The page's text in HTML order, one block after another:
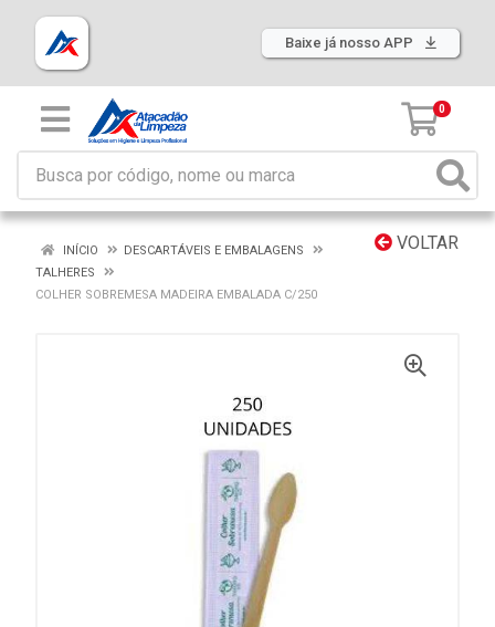
Baixe já nosso APP
0
VOLTAR
INÍCIO
DESCARTÁVEIS E EMBALAGENS
TALHERES
COLHER SOBREMESA MADEIRA EMBALADA C/250